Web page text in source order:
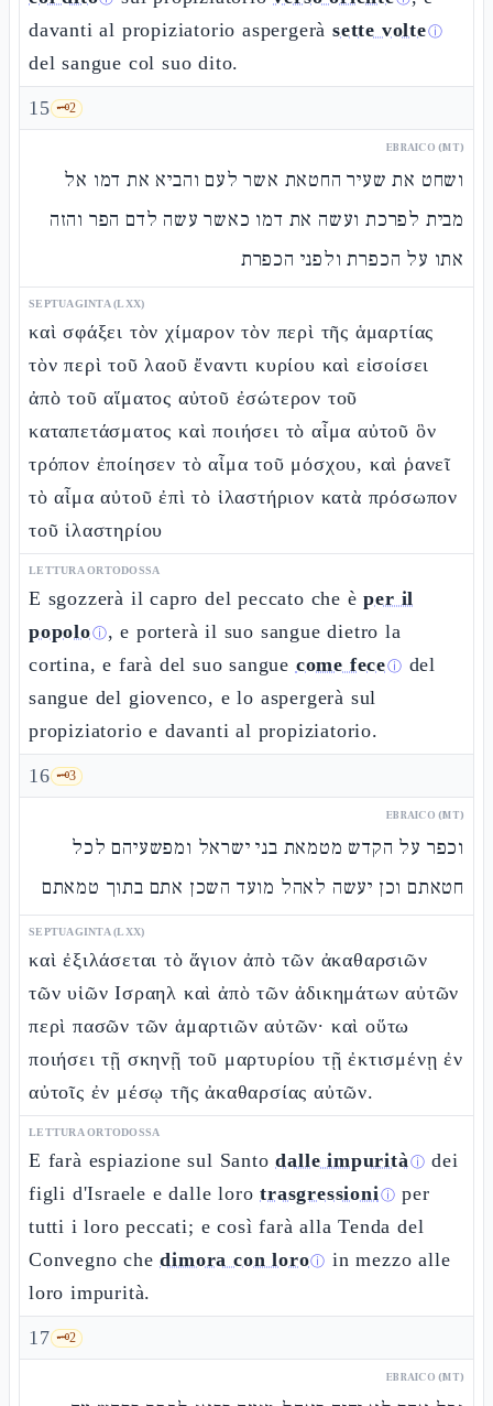
davanti al propiziatorio aspergeràsette volteⓘ
del sangue col suo dito.
15 🗝️2
EBRAICO (MT)
ושחט את שעיר החטאת אשר לעם והביא את דמו אל
מבית לפרכת ועשה את דמו כאשר עשה לדם הפר והזה
אתו על הכפרת ולפני הכפרת
SEPTUAGINTA (LXX)
καὶ σφάξει τὸν χίμαρον τὸν περὶ τῆς ἁμαρτίας
τὸν περὶ τοῦ λαοῦ ἔναντι κυρίου καὶ εἰσοίσει
ἀπὸ τοῦ αἵματος αὐτοῦ ἐσώτερον τοῦ
καταπετάσματος καὶ ποιήσει τὸ αἷμα αὐτοῦ ὃν
τρόπον ἐποίησεν τὸ αἷμα τοῦ μόσχου, καὶ ῥανεῖ
τὸ αἷμα αὐτοῦ ἐπὶ τὸ ἱλαστήριον κατὰ πρόσωπον
τοῦ ἱλαστηρίου
LETTURA ORTODOSSA
E sgozzerà il capro del peccato che èper il
popoloⓘ, e porterà il suo sangue dietro la
cortina, e farà del suo sangue come feceⓘ del
sangue del giovenco, e lo aspergerà sul
propiziatorio e davanti al propiziatorio.
16 🗝️3
EBRAICO (MT)
וכפר על הקדש מטמאת בני ישראל ומפשעיהם לכל
חטאתם וכן יעשה לאהל מועד השכן אתם בתוך טמאתם
SEPTUAGINTA (LXX)
καὶ ἐξιλάσεται τὸ ἅγιον ἀπὸ τῶν ἀκαθαρσιῶν
τῶν υἱῶν Ισραηλ καὶ ἀπὸ τῶν ἀδικημάτων αὐτῶν
περὶ πασῶν τῶν ἁμαρτιῶν αὐτῶν· καὶ οὕτω
ποιήσει τῇ σκηνῇ τοῦ μαρτυρίου τῇ ἐκτισμένῃ ἐν
αὐτοῖς ἐν μέσῳ τῆς ἀκαθαρσίας αὐτῶν.
LETTURA ORTODOSSA
E farà espiazione sul Santodalle impuritàⓘ dei
figli d'Israele e dalle lorotrasgressioniⓘ per
tutti i loro peccati; e così farà alla Tenda del
Convegno chedimora con loroⓘ in mezzo alle
loro impurità.
17 🗝️2
EBRAICO (MT)